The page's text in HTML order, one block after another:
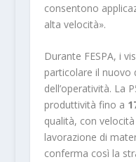
consentono
alta velocità».
Durante FESPA, i
particolare il nuovo
dell’operatività. La
produttività fino a
qualità, con
lavorazione di
conferma così la